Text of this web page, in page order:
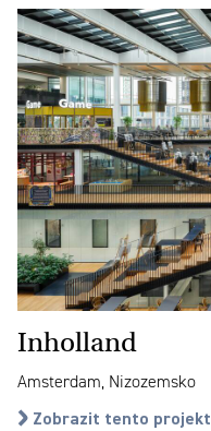
Inholland
Amsterdam, Nizozemsko
Zobrazit tento projekt